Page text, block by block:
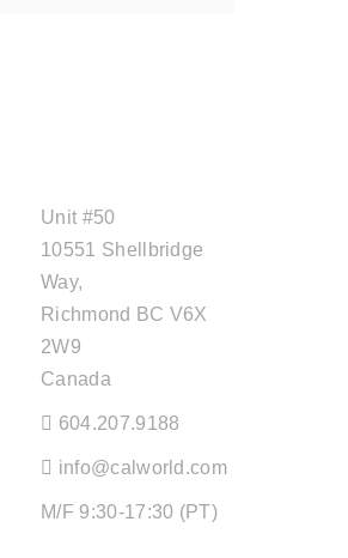
Unit #50
10551 Shellbridge
Way,
Richmond BC V6X
2W9
Canada
604.207.9188
info@calworld.com
M/F 9:30-17:30 (PT)